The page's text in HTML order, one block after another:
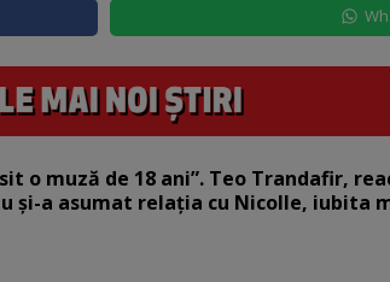
o muză de 18 ani”. Teo Trandafir,
și-a asumat relația cu Nicolle, iubita